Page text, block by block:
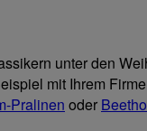
unter den
mit Ihrem
Pralinen oder